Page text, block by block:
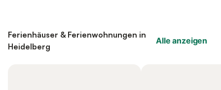
Ferienhäuser & Ferienwohnungen in
Heidelberg
Alle anzeigen